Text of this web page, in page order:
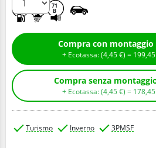
71
B
+ Ecotassa: (4,45€ ) = 199,45
+ Ecotassa: (4,45€ ) = 178,45
Turismo Inverno 3PMSF